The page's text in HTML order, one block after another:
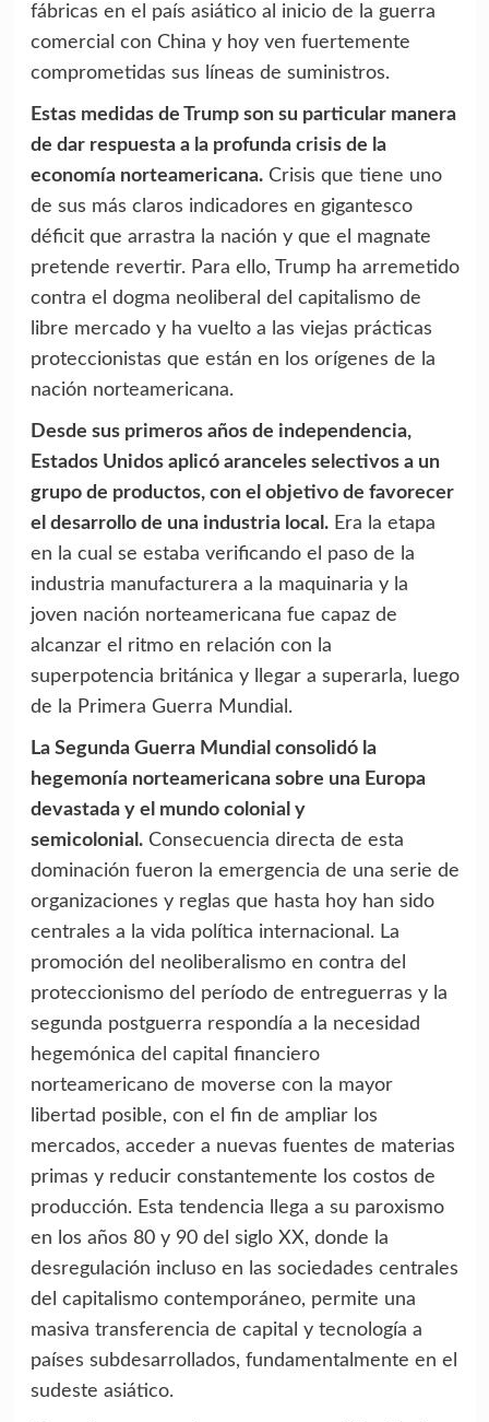
fábricas en el país asiático al inicio de la guerra
comercial con China y hoy ven fuertemente
comprometidas sus líneas de suministros.
Estas medidas de Trump son su particular manera
de dar respuesta a la profunda crisis de la
economía norteamericana.Crisis que tiene uno
de sus más claros indicadores en gigantesco
déficit que arrastra la nación y que el magnate
pretende revertir. Para ello, Trump ha arremetido
contra el dogma neoliberal del capitalismo de
libre mercado y ha vuelto a las viejas prácticas
proteccionistas que están en los orígenes de la
nación norteamericana.
Desde sus primeros años de independencia,
Estados Unidos aplicó aranceles selectivos a un
grupo de productos, con el objetivo de favorecer
el desarrollo de una industria local.Era la etapa
en la cual se estaba verificando el paso de la
industria manufacturera a la maquinaria y la
joven nación norteamericana fue capaz de
alcanzar el ritmo en relación con la
superpotencia británica y llegar a superarla, luego
de la Primera Guerra Mundial.
La Segunda Guerra Mundial consolidó la
hegemonía norteamericana sobre una Europa
devastada y el mundo colonial y
semicolonial.Consecuencia directa de esta
dominación fueron la emergencia de una serie de
organizaciones y reglas que hasta hoy han sido
centrales a la vida política internacional. La
promoción del neoliberalismo en contra del
proteccionismo del período de entreguerras y la
segunda postguerra respondía a la necesidad
hegemónica del capital financiero
norteamericano de moverse con la mayor
libertad posible, con el fin de ampliar los
mercados, acceder a nuevas fuentes de materias
primas y reducir constantemente los costos de
producción. Esta tendencia llega a su paroxismo
en los años 80 y 90 del siglo XX, donde la
desregulación incluso en las sociedades centrales
del capitalismo contemporáneo, permite una
masiva transferencia de capital y tecnología a
países subdesarrollados, fundamentalmente en el
sudeste asiático.